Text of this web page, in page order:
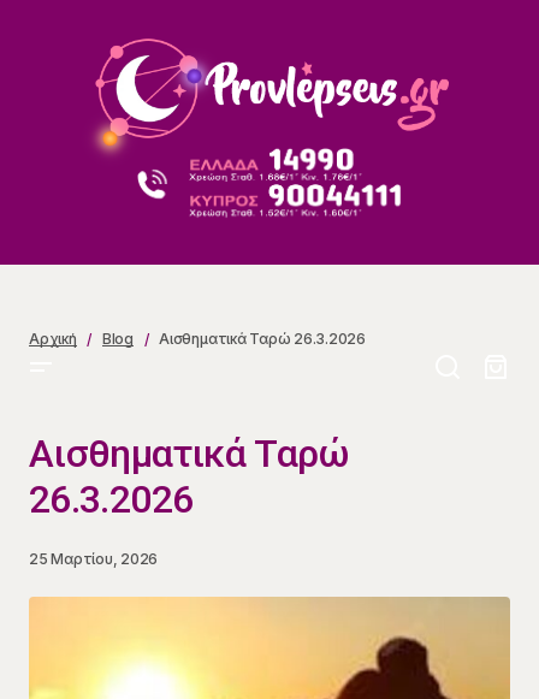
Αρχική Blog Αισθηματικά Ταρώ 26.3.2026
Αισθηματικά Ταρώ
26.3.2026
25 Μαρτίου, 2026